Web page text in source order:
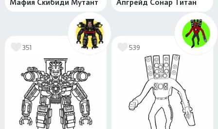
Мафия Скибиди Мутант Апгрейд Сонар Титан
351 539